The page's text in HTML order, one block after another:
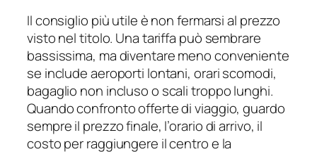
Il consiglio più utile è non fermarsi al prezzo
visto nel titolo. Una tariffa può sembrare
bassissima, ma diventare meno conveniente
se include aeroporti lontani, orari scomodi,
bagaglio non incluso o scali troppo lunghi.
Quando confronto offerte di viaggio, guardo
sempre il prezzo finale, l’orario di arrivo, il
costo per raggiungere il centro e la